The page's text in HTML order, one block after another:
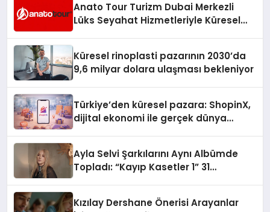
Anato Tour Turizm Dubai Merkezli
Lüks Seyahat Hizmetleriyle Küresel
Küresel rinoplasti pazarının 2030’da
9,6 milyar dolara ulaşması bekleniyor
Türkiye’den küresel pazara: ShopinX,
dijital ekonomi ile gerçek dünya
Ayla Selvi Şarkılarını Aynı Albümde
Topladı: “Kayıp Kasetler 1” 31
Kızılay Dershane Önerisi Arayanlar